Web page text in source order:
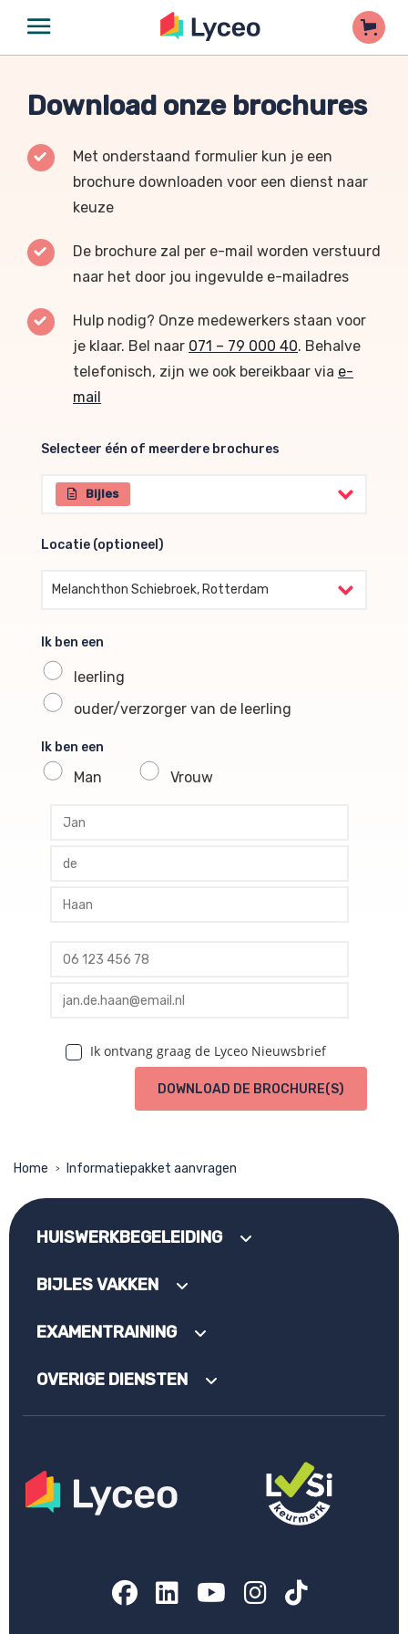
Download onze brochures
Met onderstaand formulier kun je een
brochure downloaden voor een dienst naar
keuze
De brochure zal per e-mail worden verstuurd
naar het door jou ingevulde e-mailadres
Hulp nodig? Onze medewerkers staan voor
je klaar. Bel naar 071 – 79 000 40. Behalve
telefonisch, zijn we ook bereikbaar via e-
mail
Selecteer één of meerdere brochures
Selecteer één of meerdere brochures
Bijles
Locatie (optioneel)
Locatie (optioneel)
Melanchthon Schiebroek, Rotterdam
Ik ben een
leerling
ouder/verzorger van de leerling
Ik ben een
Man Vrouw
profile voornaam
profile tussenvoegsel
profile achternaam
profile telefoon
profile email
Ik ontvang graag de Lyceo Nieuwsbrief
DOWNLOAD DE BROCHURE(S)
Home > Informatiepakket aanvragen
HUISWERKBEGELEIDING
BIJLES VAKKEN
EXAMENTRAINING
OVERIGE DIENSTEN
Facebook
LinkedIn
YouTube
Instagram
TikTok